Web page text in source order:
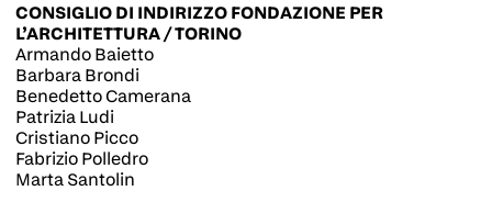
CONSIGLIO DI INDIRIZZO FONDAZIONE PER
L’ARCHITETTURA / TORINO
Armando Baietto
Barbara Brondi
Benedetto Camerana
Patrizia Ludi
Cristiano Picco
Fabrizio Polledro
Marta Santolin